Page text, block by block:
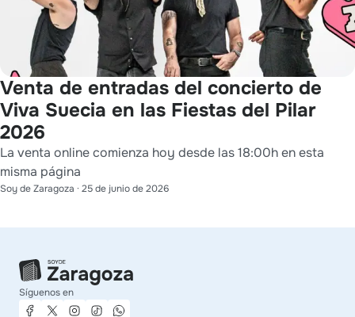
Venta de entradas del concierto de
Viva Suecia en las Fiestas del Pilar
2026
La venta online comienza hoy desde las 18:00h en esta
misma página
Soy de Zaragoza · 25 de junio de 2026
Síguenos en